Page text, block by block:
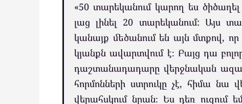
«50 տարեկանում կարող ես
լաց լինել 20 տարեկանում: Այս
կանայք մեծանում են այն մտքով,
կյանքն ավարտվում է։ Բայց դա
դաշտանադադարը վերջնական
հորմոնների ստրուկը չէ, հիմա նա
վերահսկում նրան։ Ես դեռ ուզում